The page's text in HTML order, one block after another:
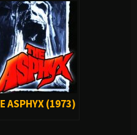
ASPHYX (1973)